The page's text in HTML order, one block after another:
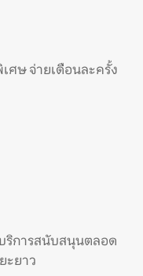
ศษ จ่ายเดือนละครั้ง
ริการสนับสนุนตลอด
ะยาว